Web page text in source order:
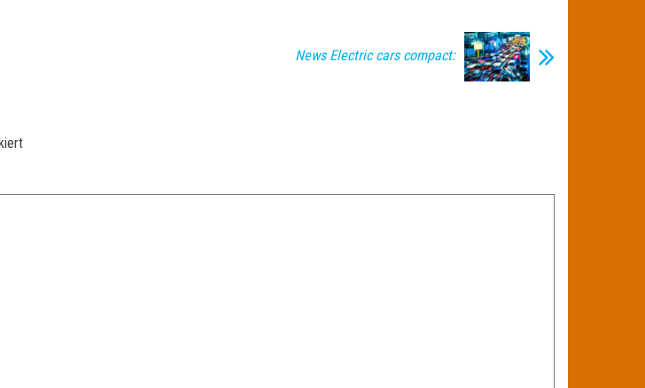
News Electric cars compact: